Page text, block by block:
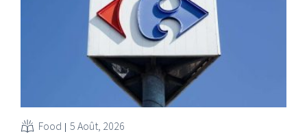
investissements et revoit ses prévisions à la hausse.
Food 5 Août, 2026